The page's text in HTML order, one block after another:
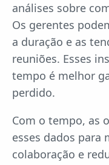
análises sobre
Os gerentes
a duração e as
reuniões. Esses
tempo é melhor
perdido.
Com o tempo, as
esses dados para
colaboração e